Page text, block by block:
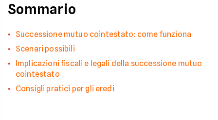
Sommario
Successione mutuo cointestato: come funziona
Scenari possibili
Implicazioni fiscali e legali della successione mutuo
cointestato
Consigli pratici per gli eredi